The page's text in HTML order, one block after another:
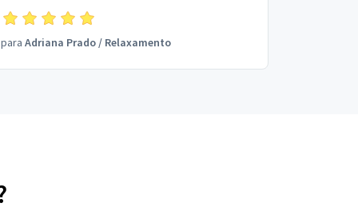
para Adriana Prado/ Relaxamento